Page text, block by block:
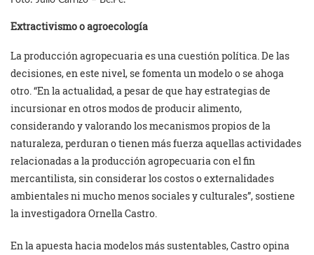
Extractivismo o agroecología
La producción agropecuaria es una cuestión política. De las
decisiones, en este nivel, se fomenta un modelo o se ahoga
otro. “En la actualidad, a pesar de que hay estrategias de
incursionar en otros modos de producir alimento,
considerando y valorando los mecanismos propios de la
naturaleza, perduran o tienen más fuerza aquellas actividades
relacionadas a la producción agropecuaria con el fin
mercantilista, sin considerar los costos o externalidades
ambientales ni mucho menos sociales y culturales”, sostiene
la investigadora Ornella Castro.
En la apuesta hacia modelos más sustentables, Castro opina